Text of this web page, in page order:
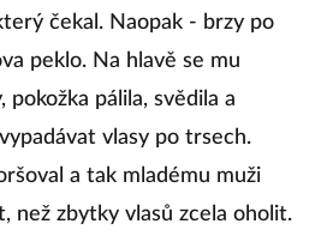
čekal. Naopak - brzy po
peklo. Na hlavě se mu
pokožka pálila, svědila a
vlasy po trsech.
a tak mladému muži
než zbytky vlasů zcela oholit.